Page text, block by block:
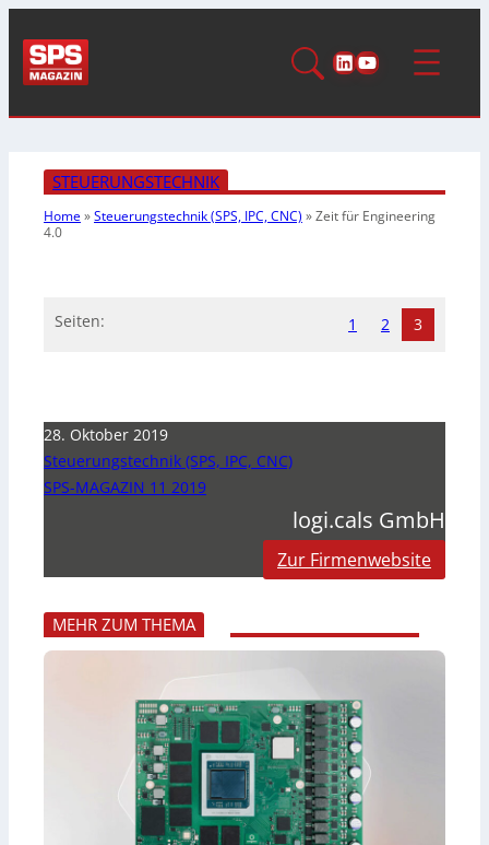
LinkedIn
YouTube
STEUERUNGSTECHNIK
Home»Steuerungstechnik (SPS, IPC, CNC) »Zeit für Engineering
4.0
Seiten: 1 2 3
28. Oktober 2019
Steuerungstechnik (SPS, IPC, CNC)
SPS-MAGAZIN 11 2019
logi.cals GmbH
Zur Firmenwebsite
MEHR ZUM THEMA